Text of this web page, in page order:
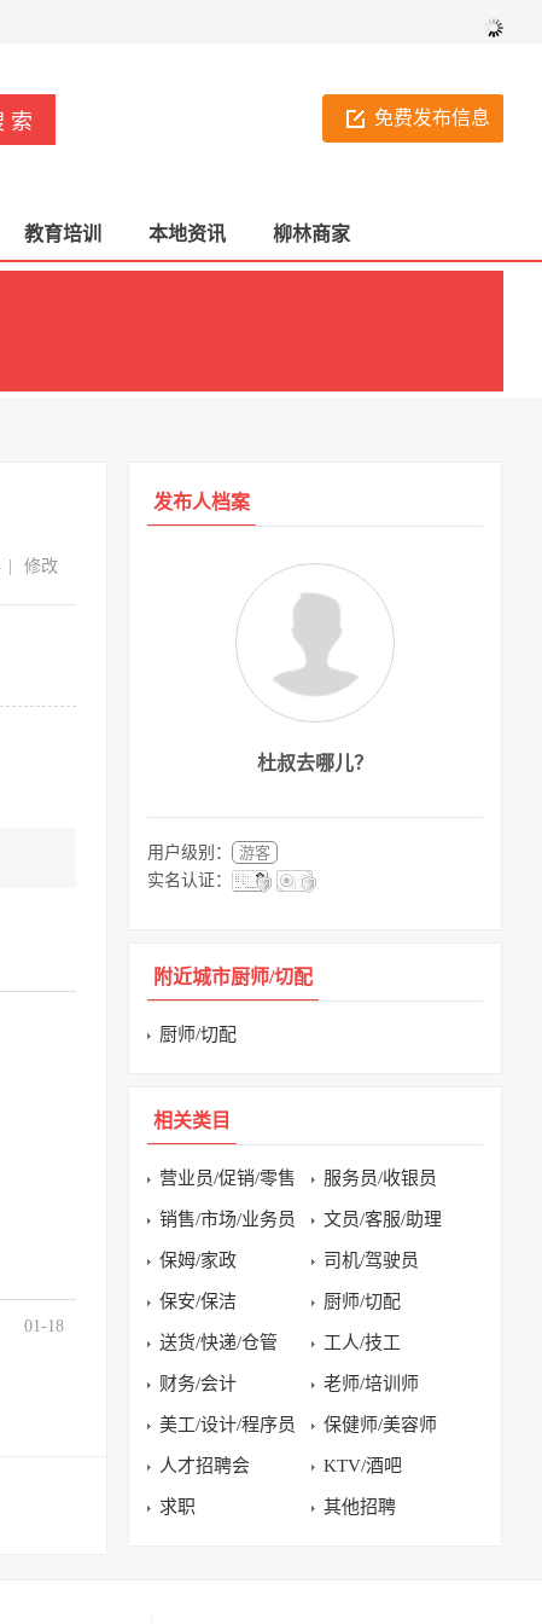
免费发布信息
教育培训 本地资讯 柳林商家
修改
01-18
发布人档案
杜叔去哪儿？
用户级别：
游客
实名认证：
附近城市厨师/切配
厨师/切配
相关类目
营业员/促销/零售 服务员/收银员
销售/市场/业务员 文员/客服/助理
保姆/家政 司机/驾驶员
保安/保洁 厨师/切配
送货/快递/仓管 工人/技工
财务/会计 老师/培训师
美工/设计/程序员 保健师/美容师
人才招聘会 KTV/酒吧
求职 其他招聘